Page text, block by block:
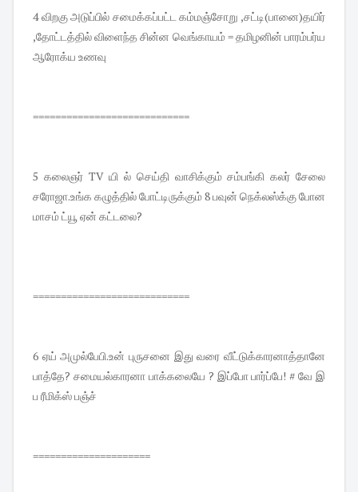
4 விறகு அடுப்பில் சமைக்கப்பட்ட கம்மஞ்சோறு ,சட்டி(பானை)தயிர்
,தோட்டத்தில் விளைந்த சின்ன வெங்காயம் = தமிழனின் பாரம்பர்ய
ஆரோக்ய உணவு
============================
5 கலைஞர் TV யி ல் செய்தி வாசிக்கும் சம்பங்கி கலர் சேலை
சரோஜா.உங்க கழுத்தில் போட்டிருக்கும் 8 பவுன் நெக்லஸ்க்கு போன
மாசம் ட்யூ ஏன் கட்டலை?
============================
6 ஏய் அமுல்பேபி.உன் புருசனை இது வரை வீட்டுக்காரனாத்தானே
பாத்தே? சமையல்காரனா பாக்கலையே ? இப்போ பார்ப்பே! # வே இ
ப ரீமிக்ஸ் பஞ்ச்
=====================